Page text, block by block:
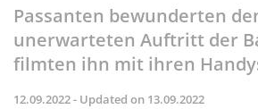
Passanten bewunderten
unerwarteten Auftritt der
filmten ihn mit ihren
12.09.2022 - Updated on 13.09.2022